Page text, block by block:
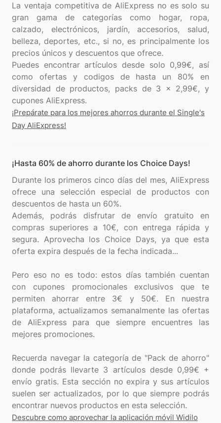
La ventaja competitiva de AliExpress no es solo su
gran gama de categorías como hogar, ropa,
calzado, electrónicos, jardín, accesorios, salud,
belleza, deportes, etc., si no, es principalmente los
precios únicos y descuentos que ofrece.
Puedes encontrar artículos desde solo 0,99€, así
como ofertas y codigos de hasta un 80% en
diversidad de productos, packs de 3 x 2,99€, y
¡Prepárate para los mejores ahorros durante el Single's
Day AliExpress!
¡Hasta 60% de ahorro durante los Choice Days!
Durante los primeros cinco días del mes, AliExpress
ofrece una selección especial de productos con
descuentos de hasta un 60%.
Además, podrás disfrutar de envío gratuito en
compras superiores a 10€, con entrega rápida y
segura. Aprovecha los Choice Days, ya que esta
oferta expira después de la fecha indicada...
Pero eso no es todo: estos días también cuentan
con cupones promocionales exclusivos que te
permiten ahorrar entre 3€ y 50€. En nuestra
plataforma, actualizamos semanalmente las ofertas
de AliExpress para que siempre encuentres las
mejores promociones.
Recuerda navegar la categoría de "Pack de ahorro"
donde podrás llevarte 3 artículos desde 0,99€ +
envío gratis. Esta sección no expira y sus artículos
suelen ser actualizados, por lo que siempre podrás
Descubre como aprovechar la aplicación móvil Widilo